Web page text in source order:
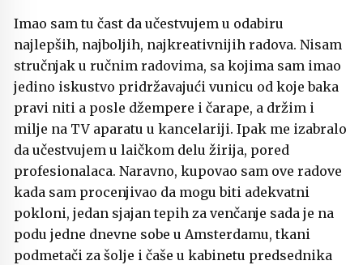
Imao sam tu čast da učestvujem u odabiru
najlepših, najboljih, najkreativnijih radova. Nisam
stručnjak u ručnim radovima, sa kojima sam imao
jedino iskustvo pridržavajući vunicu od koje baka
pravi niti a posle džempere i čarape, a držim i
milje na TV aparatu u kancelariji. Ipak me izabralo
da učestvujem u laičkom delu žirija, pored
profesionalaca. Naravno, kupovao sam ove radove
kada sam procenjivao da mogu biti adekvatni
pokloni, jedan sjajan tepih za venčanje sada je na
podu jedne dnevne sobe u Amsterdamu, tkani
podmetači za šolje i čaše u kabinetu predsednika